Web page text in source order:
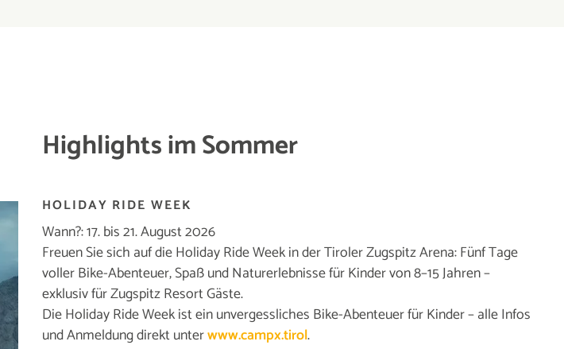
Highlights im Sommer
HOLIDAY RIDE WEEK
Wann?: 17. bis 21. August 2026
Freuen Sie sich auf die Holiday Ride Week in der Tiroler Zugspitz Arena: Fünf Tage
voller Bike-Abenteuer, Spaß und Naturerlebnisse für Kinder von 8–15 Jahren –
exklusiv für Zugspitz Resort Gäste.
Die Holiday Ride Week ist ein unvergessliches Bike-Abenteuer für Kinder – alle Infos
und Anmeldung direkt unterwww.campx.tirol.